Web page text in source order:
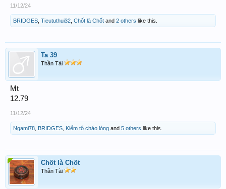
11/12/24
BRIDGES Tieututhui32 Chốt là Chốt and 2 others like this.
Ta 39
Thần Tài
Mt
12.79
11/12/24
Ngami78 BRIDGES Kiếm tô cháo lòng and 5 others like this.
Chốt là Chốt
Thần Tài